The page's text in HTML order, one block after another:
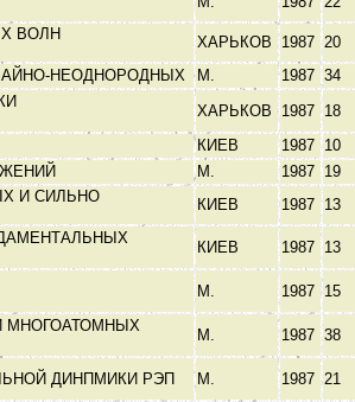
ВОЛН
ХАРЬКОВ 1987 20
НЕОДНОРОДНЫХ М. 1987 34
ХАРЬКОВ 1987 18
КИЕВ 1987 10
М. 1987 19
И СИЛЬНО
КИЕВ 1987 13
КИЕВ 1987 13
М. 1987 15
МНОГОАТОМНЫХ
М. 1987 38
ДИНПМИКИ РЭП М. 1987 21